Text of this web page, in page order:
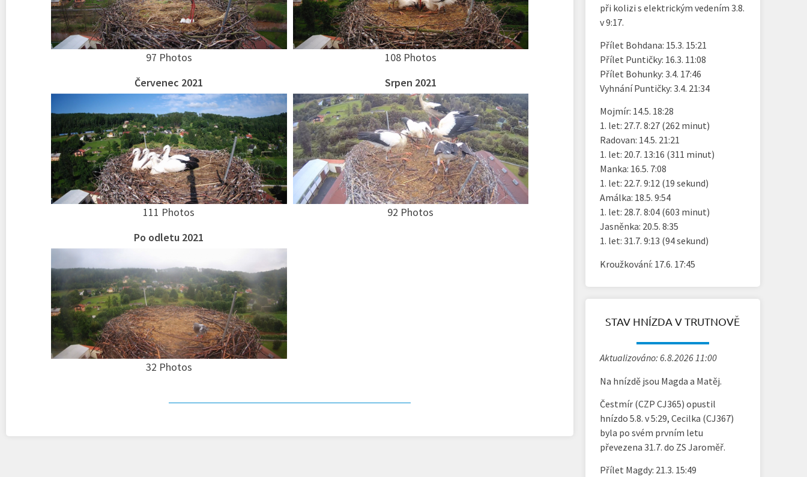
97 Photos
108 Photos
Červenec 2021
111 Photos
Srpen 2021
92 Photos
Po odletu 2021
32 Photos
při kolizi s elektrickým vedením 3.8.
v 9:17.
Přílet Bohdana: 15.3. 15:21
Přílet Puntičky: 16.3. 11:08
Přílet Bohunky: 3.4. 17:46
Vyhnání Puntičky: 3.4. 21:34
Mojmír: 14.5. 18:28
1. let: 27.7. 8:27 (262 minut)
Radovan: 14.5. 21:21
1. let: 20.7. 13:16 (311 minut)
Manka: 16.5. 7:08
1. let: 22.7. 9:12 (19 sekund)
Amálka: 18.5. 9:54
1. let: 28.7. 8:04 (603 minut)
Jasněnka: 20.5. 8:35
1. let: 31.7. 9:13 (94 sekund)
Kroužkování: 17.6. 17:45
STAV HNÍZDA V TRUTNOVĚ
Aktualizováno: 6.8.2026 11:00
Na hnízdě jsou Magda a Matěj.
Čestmír (CZP CJ365) opustil
hnízdo 5.8. v 5:29, Cecilka (CJ367)
byla po svém prvním letu
převezena 31.7. do ZS Jaroměř.
Přílet Magdy: 21.3. 15:49